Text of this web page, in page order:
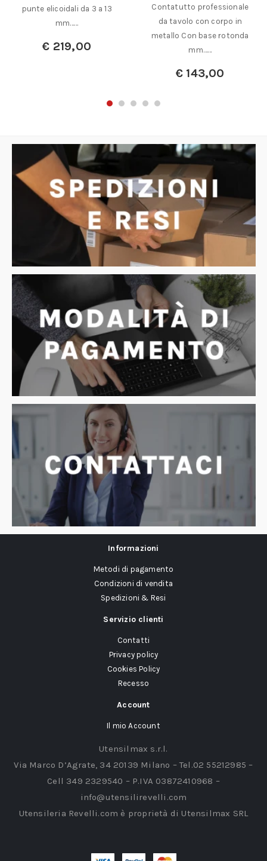
punte elicoidali da 3 a 13
mm……
€ 219,00
Contatutto professionale
da tavolo con corpo in
metallo Con base rotonda
mm……
€ 143,00
Informazioni
Metodi di pagamento
Condizioni di vendita
Spedizioni & Resi
Servizio clienti
Contatti
Privacy policy
Cookies Policy
Recesso
Account
Il mio Account
Utensilmax s.r.l.
Via Marco D’Agrate, 34 20139 Milano – Tel.02 55212985 –
Cell 349 2329540 – P.IVA 03872410968 –
info@utensilirevelli.com
Utensileria Revelli.com è proprietà di Utensilmax SRL